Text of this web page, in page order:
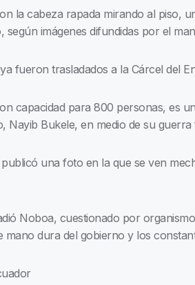
la cabeza rapada mirando al piso,
imágenes difundidas por el
fueron trasladados a la Cárcel del
capacidad para 800 personas, es
Nayib Bukele, en medio de su
una foto en la que se ven
Noboa, cuestionado por
dura del gobierno y los